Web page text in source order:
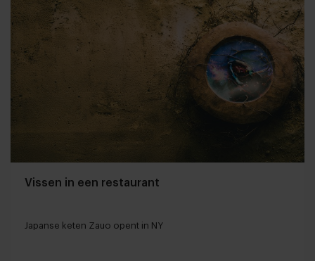
Vissen in een restaurant
Japanse keten Zauo opent in NY